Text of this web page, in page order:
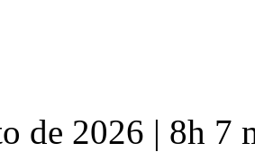
de 2026 | 8h 7